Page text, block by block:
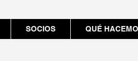
SOCIOS QUÉ